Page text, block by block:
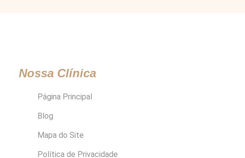
Nossa Clínica
Página Principal
Blog
Mapa do Site
Política de Privacidade